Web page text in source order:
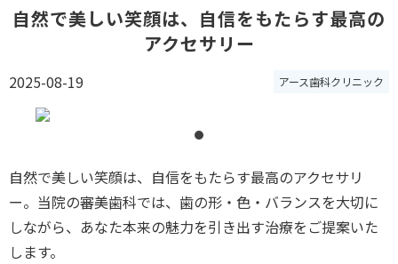
自然で美しい笑顔は、自信をもたらす最高の
アクセサリー
2025-08-19 アース歯科クリニック
自然で美しい笑顔は、自信をもたらす最高のアクセサリ
ー。当院の審美歯科では、歯の形・色・バランスを大切に
しながら、あなた本来の魅力を引き出す治療をご提案いた
します。